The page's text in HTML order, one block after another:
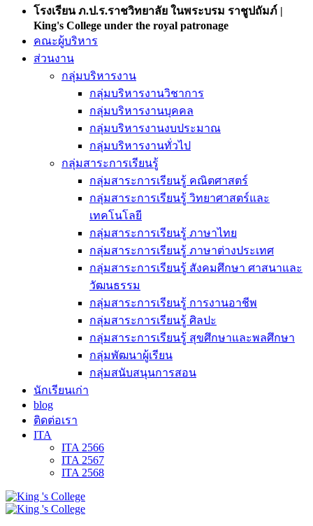
โรงเรียน ภ.ป.ร.ราชวิทยาลัย ในพระบรม ราชูปถัมภ์ |
King's College under the royal patronage
คณะผู้บริหาร
ส่วนงาน
กลุ่มบริหารงาน
กลุ่มบริหารงานวิชาการ
กลุ่มบริหารงานบุคคล
กลุ่มบริหารงานงบประมาณ
กลุ่มบริหารงานทั่วไป
กลุ่มสาระการเรียนรู้
กลุ่มสาระการเรียนรู้ คณิตศาสตร์
กลุ่มสาระการเรียนรู้ วิทยาศาสตร์และ
เทคโนโลยี
กลุ่มสาระการเรียนรู้ ภาษาไทย
กลุ่มสาระการเรียนรู้ ภาษาต่างประเทศ
กลุ่มสาระการเรียนรู้ สังคมศึกษา ศาสนาและ
วัฒนธรรม
กลุ่มสาระการเรียนรู้ การงานอาชีพ
กลุ่มสาระการเรียนรู้ ศิลปะ
กลุ่มสาระการเรียนรู้ สุขศึกษาและพลศึกษา
กลุ่มพัฒนาผู้เรียน
กลุ่มสนับสนุนการสอน
นักเรียนเก่า
blog
ติดต่อเรา
ITA
ITA 2566
ITA 2567
ITA 2568